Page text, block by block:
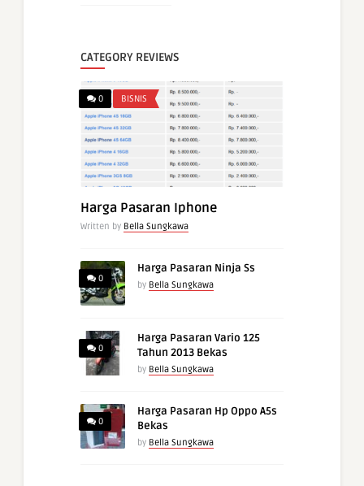
CATEGORY REVIEWS
0 BISNIS
Harga Pasaran Iphone
Written by Bella Sungkawa
0
Harga Pasaran Ninja Ss
by Bella Sungkawa
0
Harga Pasaran Vario 125
Tahun 2013 Bekas
by Bella Sungkawa
0
Harga Pasaran Hp Oppo A5s
Bekas
by Bella Sungkawa